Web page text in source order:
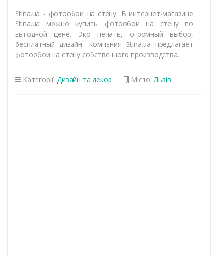
Stina.ua - фотообои на стену. В интернет-магазине
Stina.ua можно купить фотообои на стену по
выгодной цене. Эко печать, огромный выбор,
бесплатный дизайн. Компания Stina.ua предлагает
фотообои на стену собственного производства.
Категорії: Дизайн та декор Місто:Львів